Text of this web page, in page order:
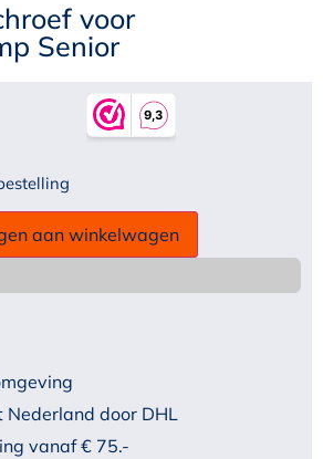
voor
Senior
aan winkelwagen
Nederland door DHL
vanaf € 75.-